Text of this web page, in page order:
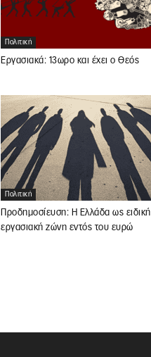
Πολιτική
Εργασιακά: 13ωρο και έχει ο Θεός
Πολιτική
Προδημοσίευση: Η Ελλάδα ως ειδική
εργασιακή ζώνη εντός του ευρώ